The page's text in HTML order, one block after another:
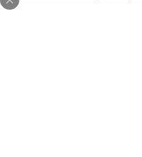
meningkat setelah fenomena
” di media
tersebut berpotensi menjadi
Namun Idrus menilai, menarik
pencalonan presiden terlalu
“Kalau ada opini dibuat begitu,
menyesatkan menurut saya. Ini